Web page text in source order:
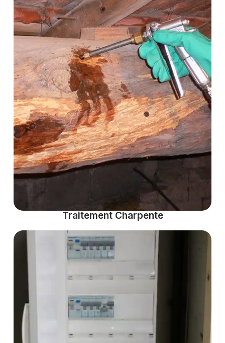
Traitement Charpente